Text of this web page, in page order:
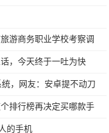
游商务职业学校考察调
，今天终于一吐为快
，网友：安卓提不动刀
排行榜再决定买哪款手
的手机